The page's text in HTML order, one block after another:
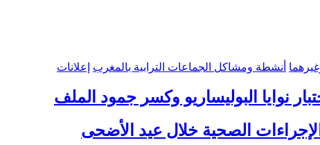
أنشطة ومشاكل الجماعات الترابية بالمغرب إعلانات
نوايا البوليساريو وكسر جمود الملف
الصحية خلال عيد الأضحى